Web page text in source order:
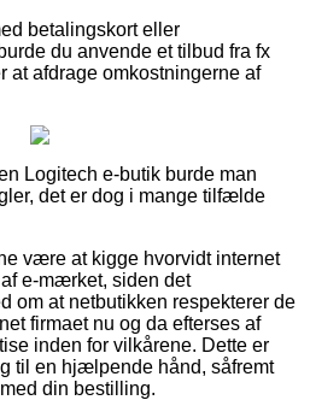
betalingskort eller
du anvende et tilbud fra fx
at afdrage omkostningerne af
Logitech e-butik burde man
det er dog i mange tilfælde
være at kigge hvorvidt internet
e-mærket, siden det
om at netbutikken respekterer de
firmaet nu og da efterses af
inden for vilkårene. Dette er
til en hjælpende hånd, såfremt
din bestilling.